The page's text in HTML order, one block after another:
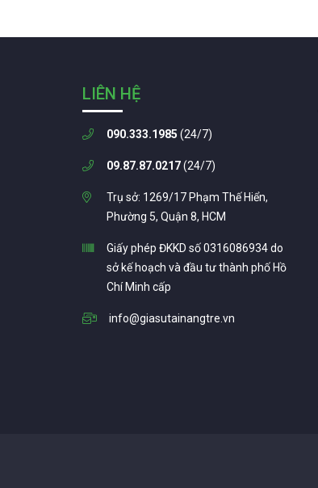
LIÊN HỆ
090.333.1985 (24/7)
09.87.87.0217(24/7)
Trụ sở: 1269/17 Phạm Thế Hiển,
Phường 5, Quận 8, HCM
Giấy phép ĐKKD số 0316086934 do
sở kế hoạch và đầu tư thành phố Hồ
Chí Minh cấp
info@giasutainangtre.vn